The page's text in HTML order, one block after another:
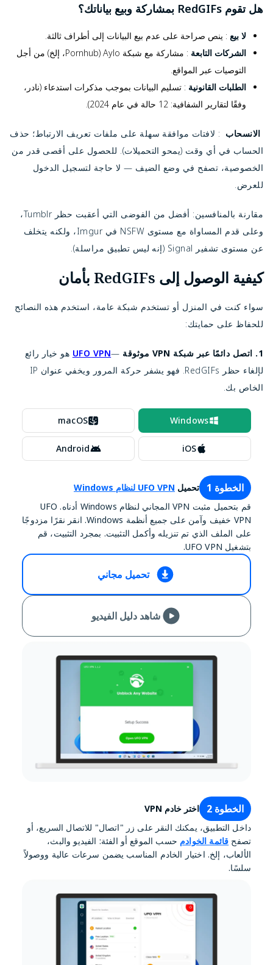
هل تقوم RedGIFs بمشاركة وبيع بياناتك؟
لا بيع : ينص صراحة على عدم بيع البيانات إلى أطراف ثالثة.
الشركات التابعة
: مشاركة مع شبكة Aylo (Pornhub، إلخ) من أجل
التوصيات عبر المواقع.
الطلبات القانونية : تسليم البيانات بموجب مذكرات استدعاء (نادر،
وفقًا لتقارير الشفافية: 12 حالة في عام 2024).
للعرض.
عن مستوى تشفير Signal (إنه ليس تطبيق مراسلة).
كيفية الوصول إلى RedGIFs بأمان
سواء كنت في المنزل أو تستخدم شبكة عامة، استخدم هذه النصائح
للحفاظ على حمايتك:
1. اتصل دائمًا عبر شبكة VPN موثوقة —
UFO VPN هو خيار رائع
لإلغاء حظر RedGIFs. فهو يشفر حركة المرور ويخفي عنوان IP
الخاص بك.
Windows
macOS
iOS
Android
الخطوة 1 تحميل UFO VPN لنظام Windows
قم بتحميل مثبت VPN المجاني لنظام Windows أدناه. UFO
VPN خفيف وآمن على جميع أنظمة Windows. انقر نقرًا مزدوجًا
على الملف الذي تم تنزيله وأكمل التثبيت. بمجرد التثبيت، قم
بتشغيل UFO VPN.
تحميل مجاني
شاهد دليل الفيديو
الخطوة 2
اختر خادم VPN
داخل التطبيق، يمكنك النقر على زر "اتصال" للاتصال السريع، أو
تصفح قائمة الخوادم حسب الموقع أو الفئة: الفيديو والبث،
الألعاب، إلخ. اختيار الخادم المناسب يضمن سرعات عالية ووصولاً
سلسًا.